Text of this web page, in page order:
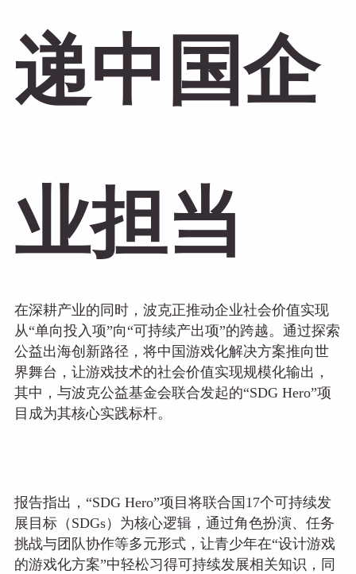
递中国企
业担当
在深耕产业的同时，波克正推动企业社会价值实现
从“单向投入项”向“可持续产出项”的跨越。通过探索
公益出海创新路径，将中国游戏化解决方案推向世
界舞台，让游戏技术的社会价值实现规模化输出，
其中，与波克公益基金会联合发起的“SDG Hero”项
目成为其核心实践标杆。
报告指出，“SDG Hero”项目将联合国17个可持续发
展目标（SDGs）为核心逻辑，通过角色扮演、任务
挑战与团队协作等多元形式，让青少年在“设计游戏
的游戏化方案”中轻松习得可持续发展相关知识，同